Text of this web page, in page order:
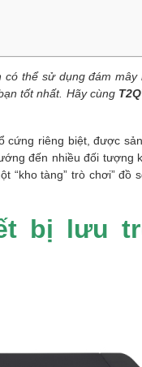
thể sử dụng đám
tốt nhất. Hãy cùng
cứng riêng biệt, được
đến nhiều đối tượng
“kho tàng” trò chơi” đồ
bị lưu